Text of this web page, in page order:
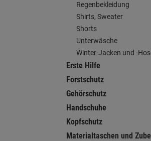
Regenbekleidung
Shirts, Sweater
Shorts
Unterwäsche
Winter-Jacken und -
Erste Hilfe
Forstschutz
Gehörschutz
Handschuhe
Kopfschutz
Materialtaschen und